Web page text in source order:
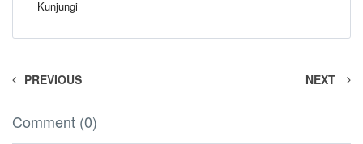
PREVIOUS NEXT
Comment (0)